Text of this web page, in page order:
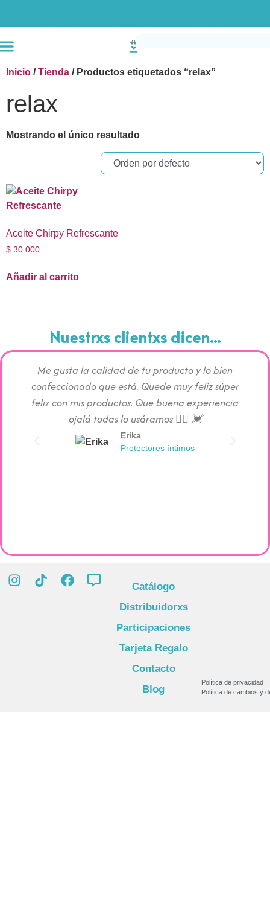
Inicio /Tienda / Productos etiquetados “relax”
relax
Mostrando el único resultado
Aceite Chirpy Refrescante
$ 30.000
Añadir al carrito
Nuestrxs clientxs dicen...
Me gusta la calidad de tu producto y lo bien
confeccionado que está. Quede muy feliz súper
feliz con mis productos. Que buena experiencia
ojalá todas lo usáramos 👯‍♀️ 💓
Erika
Protectores íntimos
Catálogo
Distribuidorxs
Participaciones
Tarjeta Regalo
Contacto
Blog
Política de privacidad
Política de cambios y